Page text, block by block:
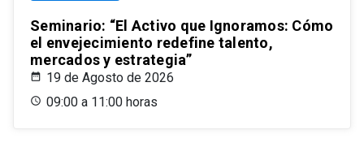
Seminario: “El Activo que Ignoramos: Cómo
el envejecimiento redefine talento,
mercados y estrategia”
19 de Agosto de 2026
09:00 a 11:00 horas